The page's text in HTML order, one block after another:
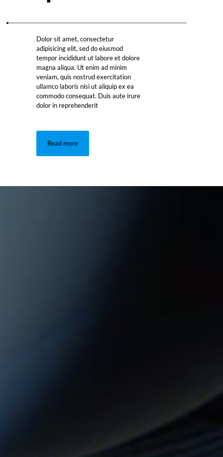
Dolor sit amet, consectetur
adipisicing elit, sed do eiusmod
tempor incididunt ut labore et dolore
magna aliqua. Ut enim ad minim
veniam, quis nostrud exercitation
ullamco laboris nisi ut aliquip ex ea
commodo consequat. Duis aute irure
dolor in reprehenderit
Read more